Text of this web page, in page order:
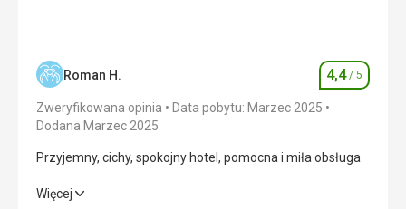
Roman H. Ocena
4,4/ 5
Zweryfikowana opinia
Data pobytu: Marzec 2025
Dodana Marzec 2025
Przyjemny, cichy, spokojny hotel, pomocna i miła obsługa
Przyjemny, cichy, spokojny hotel, pomocna i miła obsługa
Więcej